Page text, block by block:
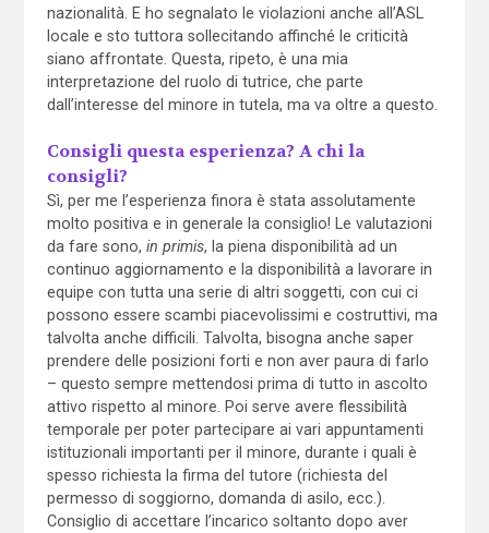
nazionalità. E ho segnalato le violazioni anche all’ASL
locale e sto tuttora sollecitando affinché le criticità
siano affrontate. Questa, ripeto, è una mia
interpretazione del ruolo di tutrice, che parte
dall’interesse del minore in tutela, ma va oltre a questo.
Consigli questa esperienza? A chi la
consigli?
Sì, per me l’esperienza finora è stata assolutamente
molto positiva e in generale la consiglio! Le valutazioni
da fare sono, in primis, la piena disponibilità ad un
continuo aggiornamento e la disponibilità a lavorare in
equipe con tutta una serie di altri soggetti, con cui ci
possono essere scambi piacevolissimi e costruttivi, ma
talvolta anche difficili. Talvolta, bisogna anche saper
prendere delle posizioni forti e non aver paura di farlo
– questo sempre mettendosi prima di tutto in ascolto
attivo rispetto al minore. Poi serve avere flessibilità
temporale per poter partecipare ai vari appuntamenti
istituzionali importanti per il minore, durante i quali è
spesso richiesta la firma del tutore (richiesta del
permesso di soggiorno, domanda di asilo, ecc.).
Consiglio di accettare l’incarico soltanto dopo aver